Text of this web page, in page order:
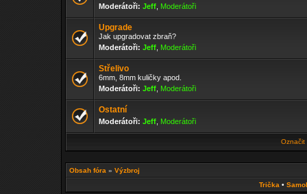
Moderátoři: Jeff Moderátoři
Upgrade
Jak upgradovat zbraň?
Moderátoři: Jeff Moderátoři
Střelivo
6mm, 8mm kuličky apod.
Moderátoři: Jeff Moderátoři
Ostatní
Moderátoři: Jeff Moderátoři
Označit
Obsah fóra » Výzbroj
Trička •